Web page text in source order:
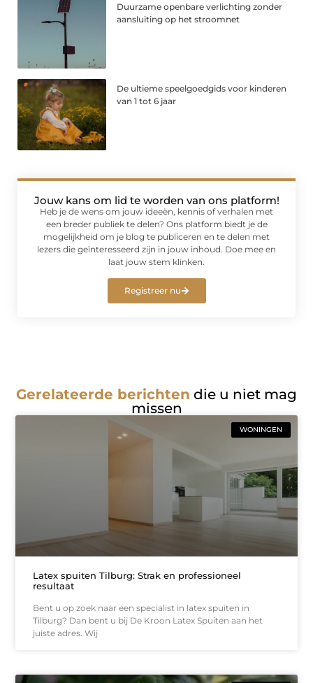
Duurzame openbare verlichting zonder
aansluiting op het stroomnet
De ultieme speelgoedgids voor kinderen
van 1 tot 6 jaar
Jouw kans om lid te worden van ons platform!
Heb je de wens om jouw ideeën, kennis of verhalen met
een breder publiek te delen? Ons platform biedt je de
mogelijkheid om je blog te publiceren en te delen met
lezers die geïnteresseerd zijn in jouw inhoud. Doe mee en
laat jouw stem klinken.
Registreer nu
Gerelateerde berichten die u niet mag
missen
WONINGEN
Latex spuiten Tilburg: Strak en professioneel
resultaat
Bent u op zoek naar een specialist in latex spuiten in
Tilburg? Dan bent u bij De Kroon Latex Spuiten aan het
juiste adres. Wij